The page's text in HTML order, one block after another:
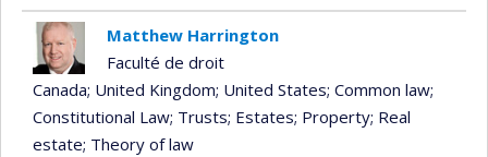
Matthew Harrington
Faculté de droit
Canada; United Kingdom; United States; Common law;
Constitutional Law; Trusts; Estates; Property; Real
estate; Theory of law